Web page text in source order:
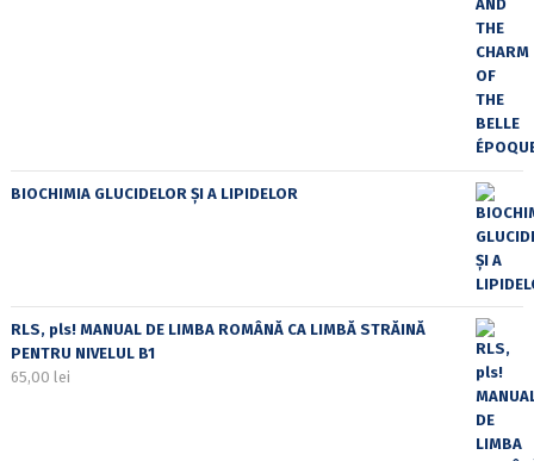
BIOCHIMIA GLUCIDELOR ȘI A LIPIDELOR
RLS, pls! MANUAL DE LIMBA ROMÂNĂ CA LIMBĂ STRĂINĂ
PENTRU NIVELUL B1
65,00 lei